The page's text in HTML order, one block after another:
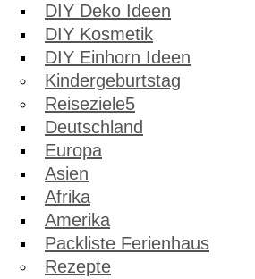
DIY Deko Ideen
DIY Kosmetik
DIY Einhorn Ideen
Kindergeburtstag
Reiseziele
Deutschland
Europa
Asien
Afrika
Amerika
Packliste Ferienhaus
Rezepte